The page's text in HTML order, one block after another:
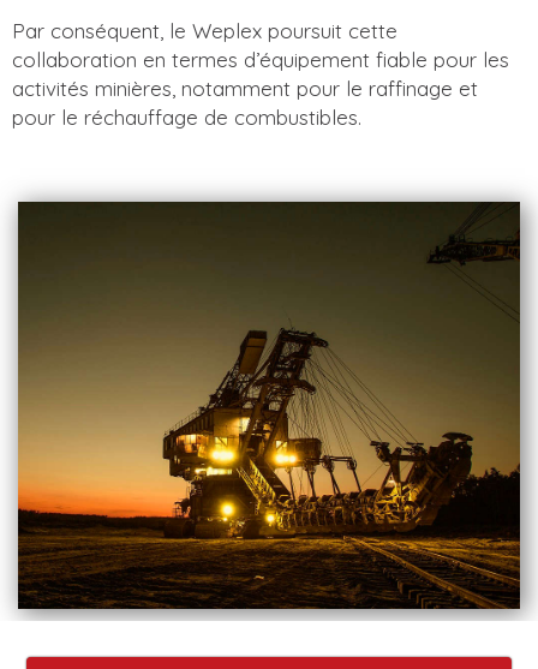
Par conséquent, le Weplex poursuit cette
collaboration en termes d’équipement fiable pour les
activités minières, notamment pour le raffinage et
pour le réchauffage de combustibles.